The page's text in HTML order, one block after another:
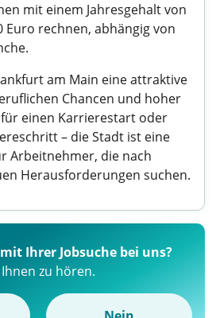
mit einem Jahresgehalt von
Euro rechnen, abhängig von
am Main eine attraktive
Chancen und hoher
einen Karrierestart oder
– die Stadt ist eine
Arbeitnehmer, die nach
Herausforderungen suchen.
Ihrer Jobsuche bei uns?
zu hören.